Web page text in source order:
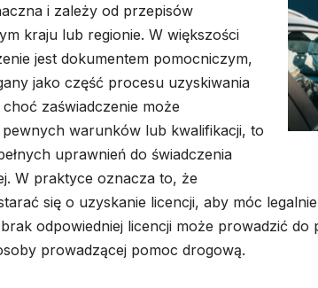
i zależy od przepisów
kraju lub regionie. W większości
jest dokumentem pomocniczym,
jako część procesu uzyskiwania
zaświadczenie może
pewnych warunków lub kwalifikacji, to
uprawnień do świadczenia
W praktyce oznacza to, że
się o uzyskanie licencji, aby móc
odpowiedniej licencji może prowadzić
prowadzącej pomoc drogową.